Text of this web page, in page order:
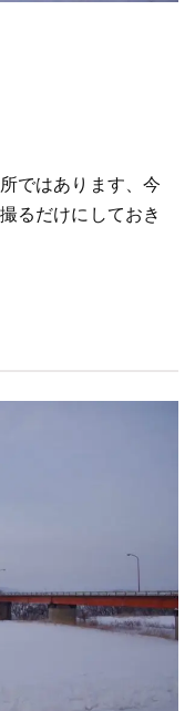
ではあります、今
るだけにしておき